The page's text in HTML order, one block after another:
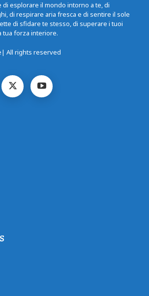
di esplorare il mondo intorno a te, di
di respirare aria fresca e di sentire il sole
di sfidare te stesso, di superare i tuoi
tua forza interiore.
All rights reserved